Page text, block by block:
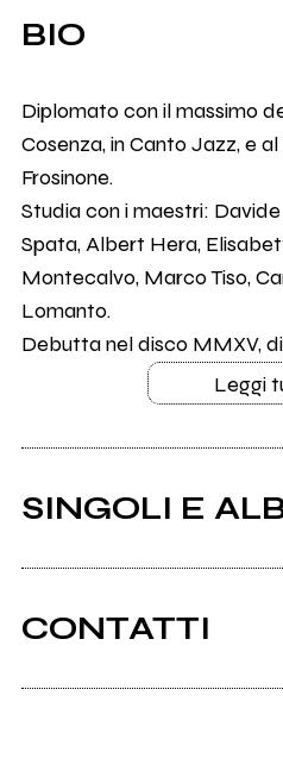
BIO
Diplomato con il massimo
Cosenza, in Canto Jazz, e
Frosinone.
Studia con i maestri:
Spata, Albert Hera,
Montecalvo, Marco Tiso,
Lomanto.
Debutta nel disco MMXV,
Leggi
SINGOLI E
CONTATTI